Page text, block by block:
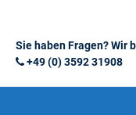
Sie haben Fragen? Wir
+49 (0) 3592 31908